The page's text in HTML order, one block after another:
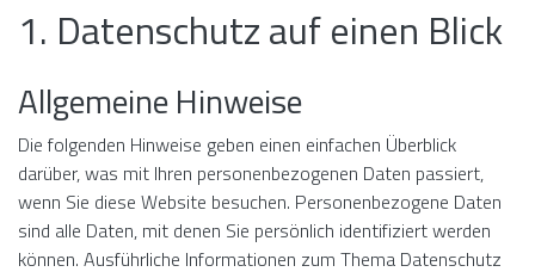
1. Datenschutz auf einen Blick
Allgemeine Hinweise
Die folgenden Hinweise geben einen einfachen Überblick
darüber, was mit Ihren personenbezogenen Daten passiert,
wenn Sie diese Website besuchen. Personenbezogene Daten
sind alle Daten, mit denen Sie persönlich identifiziert werden
können. Ausführliche Informationen zum Thema Datenschutz